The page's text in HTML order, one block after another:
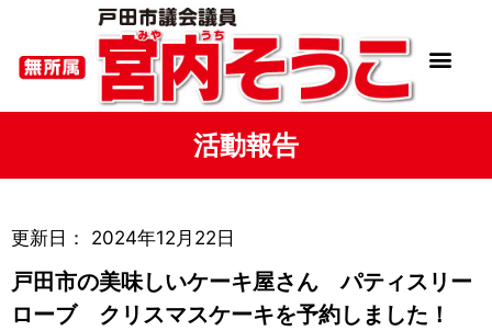
活動報告
更新日： 2024年12月22日
戸田市の美味しいケーキ屋さん パティスリー
ローブ クリスマスケーキを予約しました！